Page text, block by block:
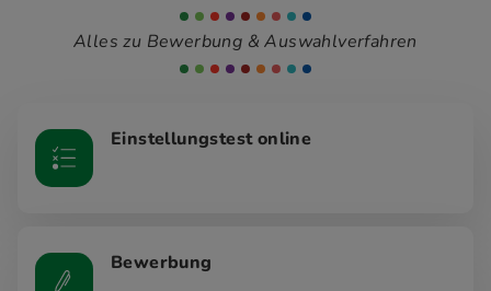
Alles zu Bewerbung & Auswahlverfahren
Einstellungstest online
Bewerbung